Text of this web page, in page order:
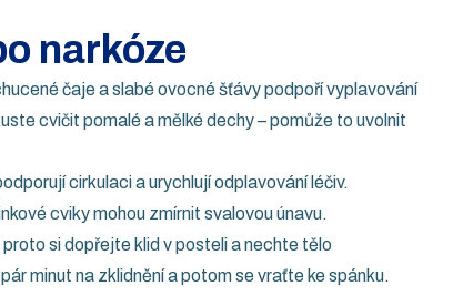
narkóze
čaje a slabé ovocné šťávy podpoří vyplavování
cvičit pomalé a mělké dechy – pomůže to uvolnit
cirkulaci a urychlují odplavování léčiv.
cviky mohou zmírnit svalovou únavu.
si dopřejte klid v posteli a nechte tělo
minut na zklidnění a potom se vraťte ke spánku.